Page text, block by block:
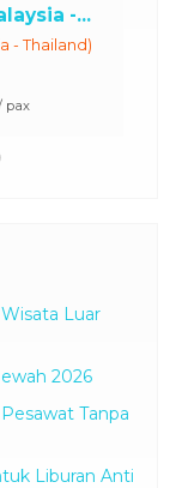
-...
Thailand)
Luar
2026
Tanpa
Liburan Anti